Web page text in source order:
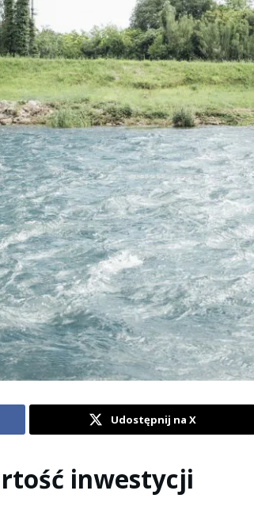
Udostępnij na X
inwestycji